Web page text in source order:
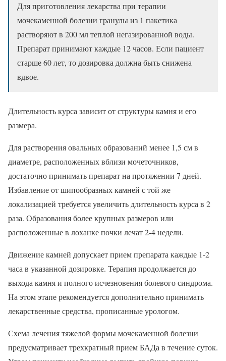
Для приготовления лекарства при терапии
мочекаменной болезни гранулы из 1 пакетика
растворяют в 200 мл теплой негазированной воды.
Препарат принимают каждые 12 часов. Если пациент
старше 60 лет, то дозировка должна быть снижена
вдвое.
Длительность курса зависит от структуры камня и его
размера.
Для растворения овальных образований менее 1,5 см в
диаметре, расположенных вблизи мочеточников,
достаточно принимать препарат на протяжении 7 дней.
Избавление от шипообразных камней с той же
локализацией требуется увеличить длительность курса в 2
раза. Образования более крупных размеров или
расположенные в лоханке почки лечат 2-4 недели.
Движение камней допускает прием препарата каждые 1-2
часа в указанной дозировке. Терапия продолжается до
выхода камня и полного исчезновения болевого синдрома.
На этом этапе рекомендуется дополнительно принимать
лекарственные средства, прописанные урологом.
Схема лечения тяжелой формы мочекаменной болезни
предусматривает трехкратный прием БАДа в течение суток.